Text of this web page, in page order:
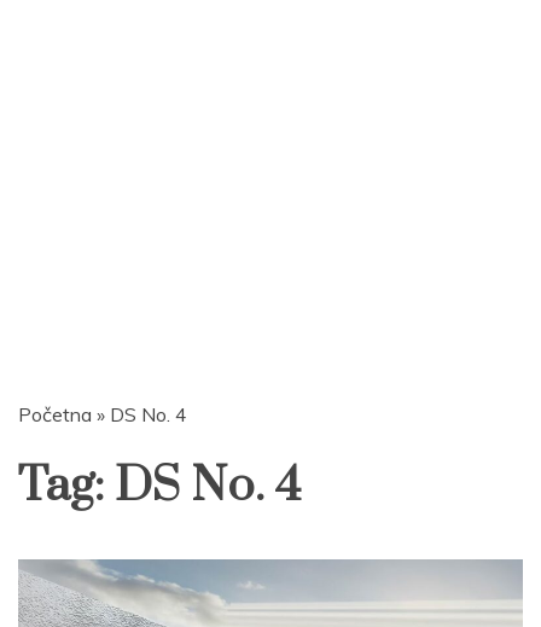
Početna » DS No. 4
Tag: DS No. 4